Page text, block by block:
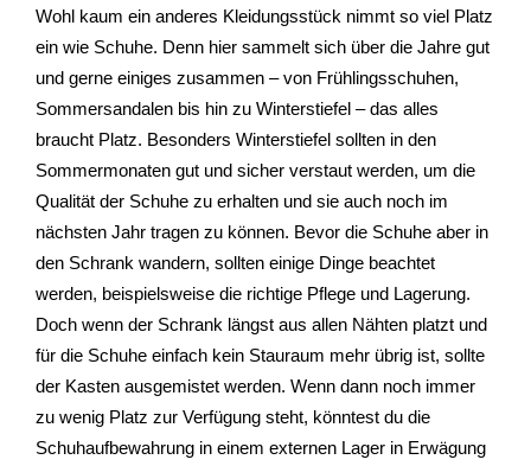
Wohl kaum ein anderes Kleidungsstück nimmt so viel Platz
ein wie Schuhe. Denn hier sammelt sich über die Jahre gut
und gerne einiges zusammen – von Frühlingsschuhen,
Sommersandalen bis hin zu Winterstiefel – das alles
braucht Platz. Besonders Winterstiefel sollten in den
Sommermonaten gut und sicher verstaut werden, um die
Qualität der Schuhe zu erhalten und sie auch noch im
nächsten Jahr tragen zu können. Bevor die Schuhe aber in
den Schrank wandern, sollten einige Dinge beachtet
werden, beispielsweise die richtige Pflege und Lagerung.
Doch wenn der Schrank längst aus allen Nähten platzt und
für die Schuhe einfach kein Stauraum mehr übrig ist, sollte
der Kasten ausgemistet werden. Wenn dann noch immer
zu wenig Platz zur Verfügung steht, könntest du die
Schuhaufbewahrung in einem externen Lager in Erwägung